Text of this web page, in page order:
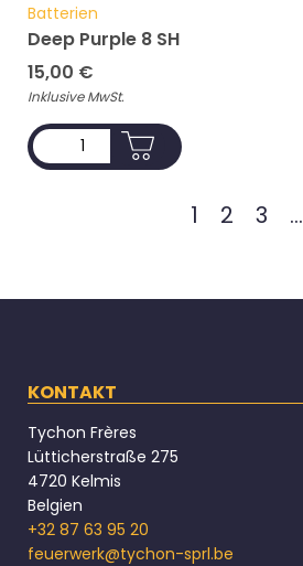
Batterien
Deep Purple 8 SH
15,00 €
Inklusive MwSt.
1 2 3 ...
KONTAKT
Tychon Frères
Lütticherstraße 275
4720 Kelmis
Belgien
+32 87 63 95 20
feuerwerk@tychon-sprl.be